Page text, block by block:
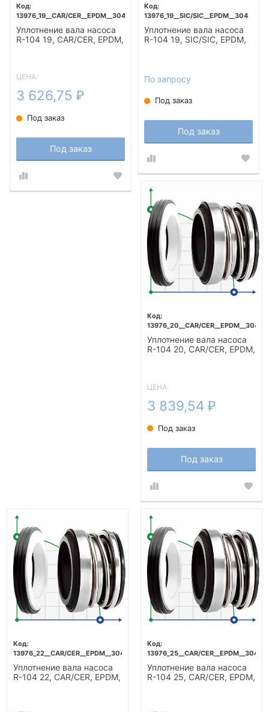
13976_19__CAR/CER__EPDM__304
Уплотнение вала насоса
R-104 19, CAR/CER, EPDM,
ЦЕНА:
3 626,75 ₽
Под заказ
Под заказ
13976_19__SIC/SIC__EPDM__304
Уплотнение вала насоса
R-104 19, SIC/SIC, EPDM,
По запросу
Под заказ
Под заказ
13976_20__CAR/CER__EPDM__304
Уплотнение вала насоса
R-104 20, CAR/CER, EPDM,
ЦЕНА:
3 839,54 ₽
Под заказ
Под заказ
13976_22__CAR/CER__EPDM__304
Уплотнение вала насоса
R-104 22, CAR/CER, EPDM,
13976_25__CAR/CER__EPDM__304
Уплотнение вала насоса
R-104 25, CAR/CER, EPDM,